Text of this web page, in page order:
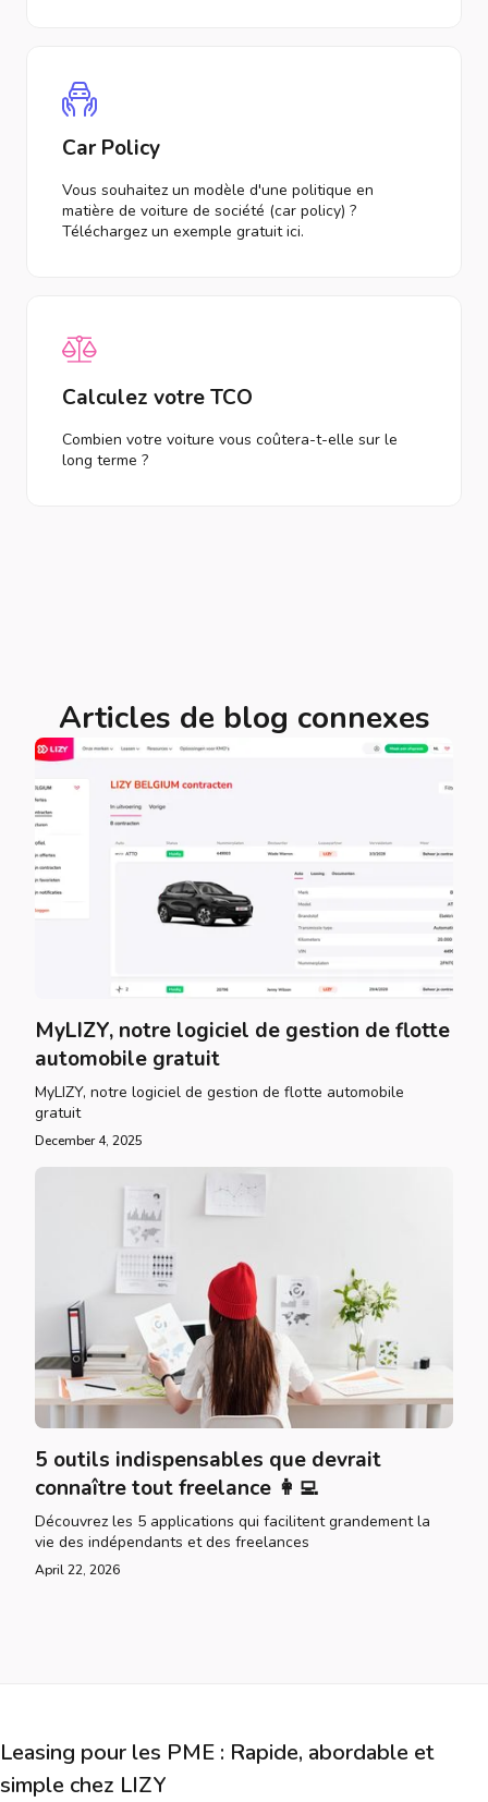
Car Policy
Vous souhaitez un modèle d'une politique en
matière de voiture de société (car policy) ?
Téléchargez un exemple gratuit ici.
Calculez votre TCO
Combien votre voiture vous coûtera-t-elle sur le
long terme ?
Articles de blog connexes
MyLIZY, notre logiciel de gestion de flotte
automobile gratuit
MyLIZY, notre logiciel de gestion de flotte automobile
gratuit
December 4, 2025
5 outils indispensables que devrait
connaître tout freelance 👩‍💻
Découvrez les 5 applications qui facilitent grandement la
vie des indépendants et des freelances
April 22, 2026
Leasing pour les PME : Rapide, abordable et
simple chez LIZY